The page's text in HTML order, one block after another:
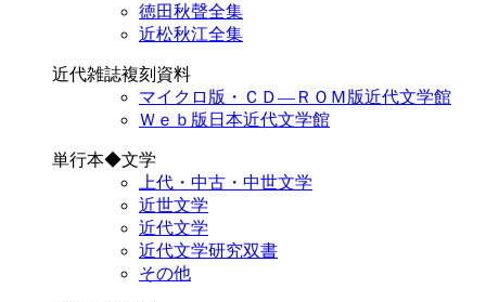
徳田秋聲全集
近松秋江全集
近代雑誌複刻資料
マイクロ版・ＣＤ―ＲＯＭ版近代文学館
Ｗｅｂ版日本近代文学館
単行本◆文学
上代・中古・中世文学
近世文学
近代文学
近代文学研究双書
その他